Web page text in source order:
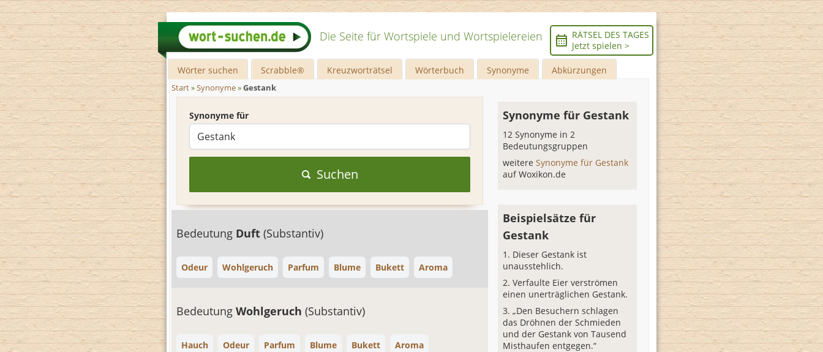
Die Seite für Wortspiele und Wortspielereien
RÄTSEL DES TAGES
Jetzt spielen >
Wörter suchen Scrabble® Kreuzworträtsel Wörterbuch Synonyme Abkürzungen
Start»Synonyme»Gestank
Synonyme für
Suchen
Bedeutung Duft (Substantiv)
Odeur Wohlgeruch Parfum Blume Bukett Aroma
Bedeutung Wohlgeruch (Substantiv)
Hauch Odeur Parfum Blume Bukett Aroma
Synonyme für Gestank
12 Synonyme in 2
Bedeutungsgruppen
weitereSynonyme für Gestank
auf Woxikon.de
Beispielsätze für
Gestank
Dieser Gestank ist
unausstehlich.
Verfaulte Eier verströmen
einen unerträglichen Gestank.
„Den Besuchern schlagen
das Dröhnen der Schmieden
und der Gestank von Tausend
Misthaufen entgegen.“